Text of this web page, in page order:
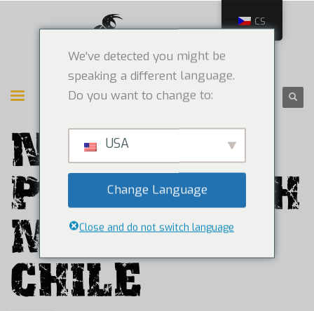
NOVÝCH 60
PRODEJNÍCH
MÍST V
CHILE
CS
We've detected you might be
speaking a different language.
Do you want to change to:
USA
Change Language
Close and do not switch language